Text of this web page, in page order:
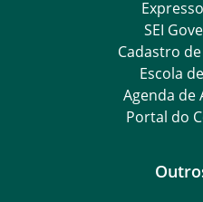
SEI
Cadastro
Escola
Agenda de
Portal do